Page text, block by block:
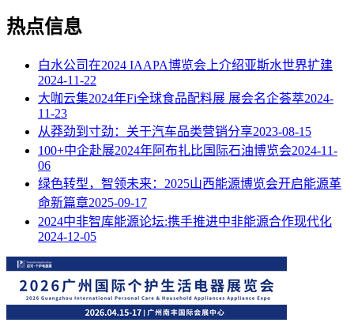
热点信息
白水公司在2024 IAAPA博览会上介绍亚斯水世界扩建
2024-11-22
大咖云集2024年Fi全球食品配料展 展会名企荟萃2024-
11-23
从莽劲到寸劲：关于汽车品类营销分享2023-08-15
100+中企赴展2024年阿布扎比国际石油博览会2024-11-
06
绿色转型，智领未来：2025山西能源博览会开启能源革
命新篇章2025-09-17
2024中非智库能源论坛:携手推进中非能源合作现代化
2024-12-05